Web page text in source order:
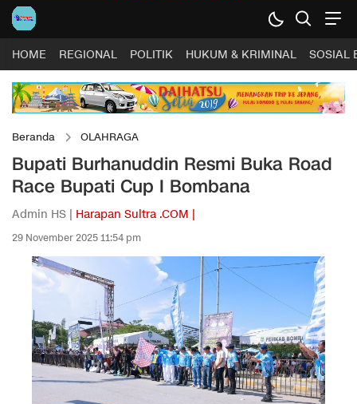
HOME REGIONAL POLITIK HUKUM & KRIMINAL SOSIAL
Beranda OLAHRAGA
Bupati Burhanuddin Resmi Buka Road
Race Bupati Cup I Bombana
Admin HS | Harapan Sultra .COM |
29 November 2025 11:54 pm